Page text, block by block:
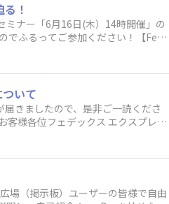
！
ミナー「6月16日(木）14時開催」の
ふるってご参加ください！【FedE
コロナ禍にあ
ビスであると思います。6/1からは
ービスの知りたいところを公認コ
す。また既にFedExを利用されてい
業者を利用されている方もいくら
こい営業がきて、、、等というこ
けていませんが、後日担当の方と
ンネル運営事務局
いて
きましたので、是非ご一読くださ
エクスプレス
申し上げます。 また、日頃は弊
まで以上にサービスをご利用いた
く、北海道から九州（離島を含
くは越境EC窓口（ec-sales-jp@fe
、地域外集荷料が表示されます。
存でございます。何卒、皆様の変
場（掲示板）ユーザーの皆様で自由